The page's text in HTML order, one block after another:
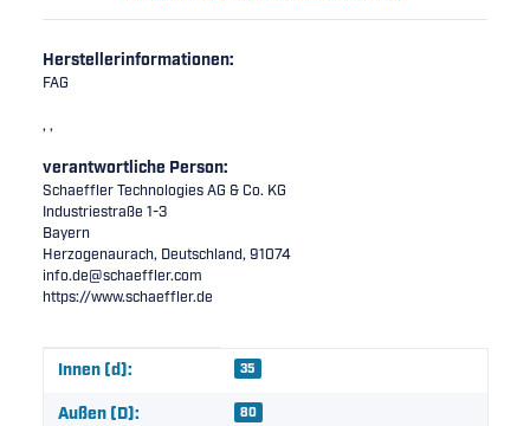
Herstellerinformationen:
FAG
, ,
verantwortliche Person:
Schaeffler Technologies AG & Co. KG
Industriestraße 1-3
Bayern
Herzogenaurach, Deutschland, 91074
info.de@schaeffler.com
https://www.schaeffler.de
Produkteigenschaft
Wert
Innen (d): 35
Außen (D): 80